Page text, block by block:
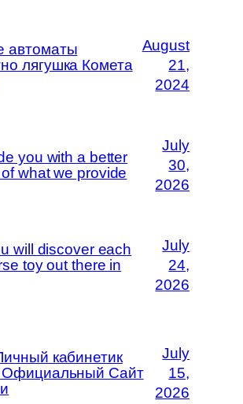
автоматы
лягушка Комета
August
21,
2024
you with a better
what we provide
July
30,
2026
will discover each
toy out there in
July
24,
2026
кабинетик
Официальный Сайт
July
15,
2026